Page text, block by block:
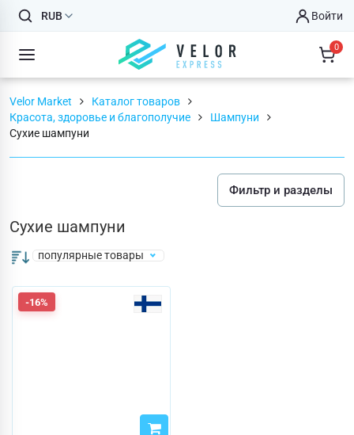
RUB Войти
0
Velor Market
Каталог товаров
Красота, здоровье и благополучие
Шампуни
Сухие шампуни
Фильтр и разделы
Сухие шампуни
популярные товары
-16%